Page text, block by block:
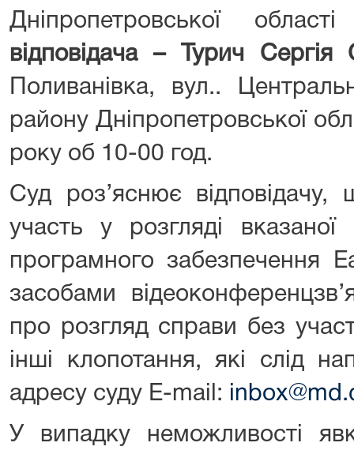
Дніпропетровської
відповідача – Турич Сергія
Поливанівка, вул..
району Дніпропетровської
року об 10-00 год.
Суд роз’яснює
участь у розгляді
програмного забезпечення
засобами
про розгляд справи без
інші клопотання, які слід
адресу суду E-mail:
У випадку неможливості